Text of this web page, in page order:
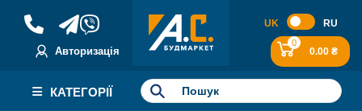
Авторизація
UK RU
0
0.00 ₴
КАТЕГОРІЇ